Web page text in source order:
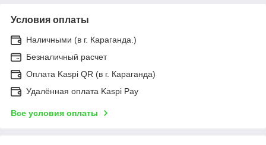
Условия оплаты
Наличными (в г. Караганда.)
Безналичный расчет
Оплата Kaspi QR (в г. Караганда)
Удалённая оплата Kaspi Pay
Все условия оплаты